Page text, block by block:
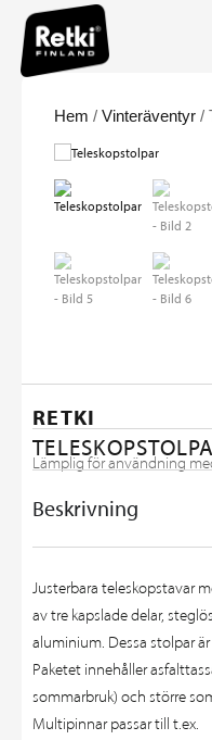
Hem / Vinteräventyr /
RETKI
Lämplig för användning
Beskrivning
Justerbara teleskopstavar
av tre kapslade delar,
aluminium. Dessa stolpar
Paketet innehåller
sommarbruk) och större
Multipinnar passar till t.ex.